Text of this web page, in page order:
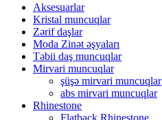
Aksesuarlar
Kristal muncuqlar
Zərif daşlar
Moda Zinət əşyaları
Təbii daş muncuqlar
Mirvari muncuqlar
şüşə mirvari muncuqlar
abs mirvari muncuqlar
Rhinestone
Flatback Rhinestone